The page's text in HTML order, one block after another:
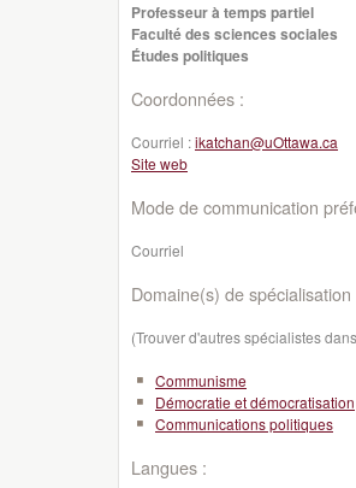
Professeur à temps partiel
Faculté des sciences sociales
Études politiques
Coordonnées :
Courriel :ikatchan@uOttawa.ca
Site web
Mode de communication
Courriel
Domaine(s) de spécialisation
(Trouver d'autres spécialistes
Communisme
Démocratie et démocratisation
Communications politiques
Langues :